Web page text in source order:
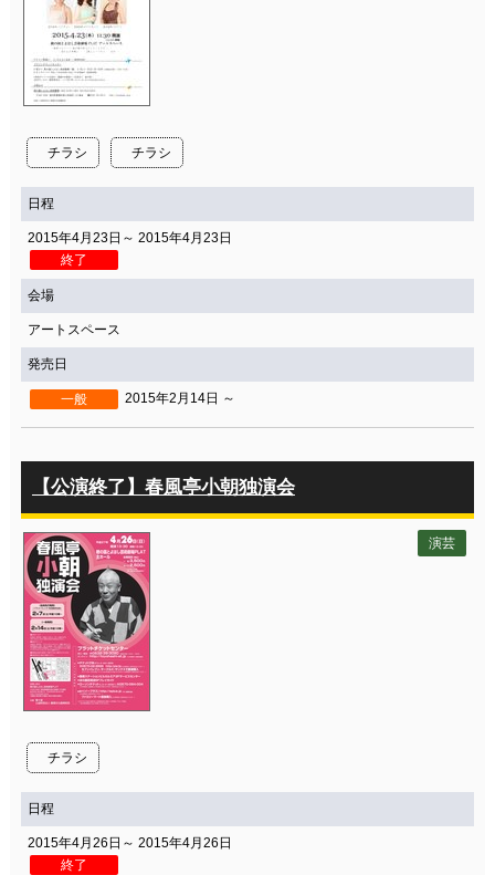
チラシ チラシ
日程
2015年4月23日～ 2015年4月23日
終了
会場
アートスペース
発売日
一般 2015年2月14日 ～
【公演終了】春風亭小朝独演会
チラシ
演芸
日程
2015年4月26日～ 2015年4月26日
終了